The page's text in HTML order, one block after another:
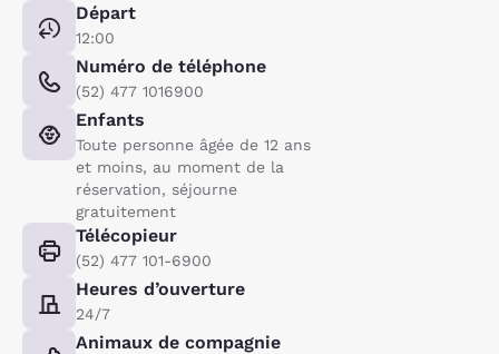
Départ
12:00
Numéro de téléphone
(52) 477 1016900
Enfants
Toute personne âgée de 12 ans
et moins, au moment de la
réservation, séjourne
gratuitement
Télécopieur
(52) 477 101-6900
Heures d’ouverture
24/7
Animaux de compagnie